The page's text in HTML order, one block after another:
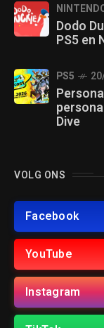
Dodo
PS5 en
PS5
Dive
VOLG ONS
Facebook
YouTube
Instagram